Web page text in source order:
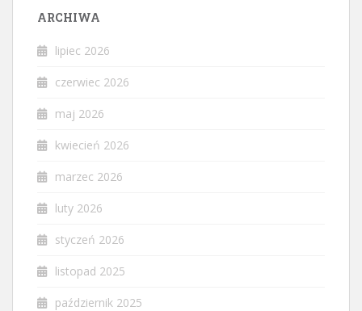
ARCHIWA
lipiec 2026
czerwiec 2026
maj 2026
kwiecień 2026
marzec 2026
luty 2026
styczeń 2026
listopad 2025
październik 2025